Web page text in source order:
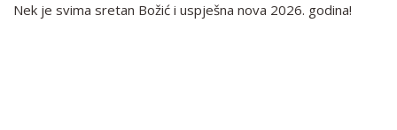
Nek je svima sretan Božić i uspješna nova 2026. godina!